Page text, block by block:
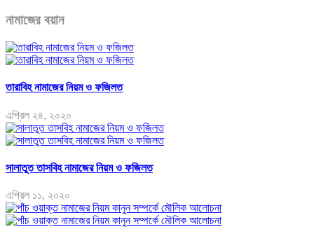
নামাজের বয়ান
তারাবিহ নামাজের নিয়ম ও ফজিলত
এপ্রিল ২৪, ২০২০
সালাতুত তাসবিহ নামাজের নিয়ম ও ফজিলত
এপ্রিল ১১, ২০২০